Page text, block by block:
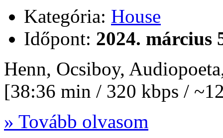
Kategória: House
Időpont: 2024. március
Henn, Ocsiboy,
[38:36 min / 320 kbps /
» Tovább olvasom